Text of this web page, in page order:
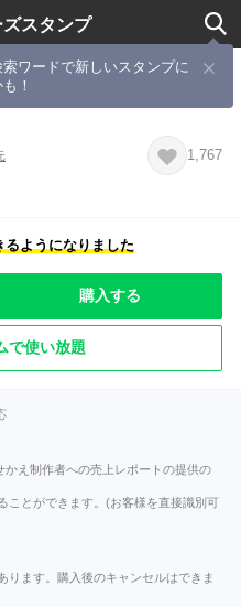
スタンプ
索ワードで新しいスタンプに
！
日常
1,767
ようになりました
購入する
で使い放題
え制作者への売上レポートの提供の
ことができます。(お客様を直接識別可
ります。購入後のキャンセルはできま